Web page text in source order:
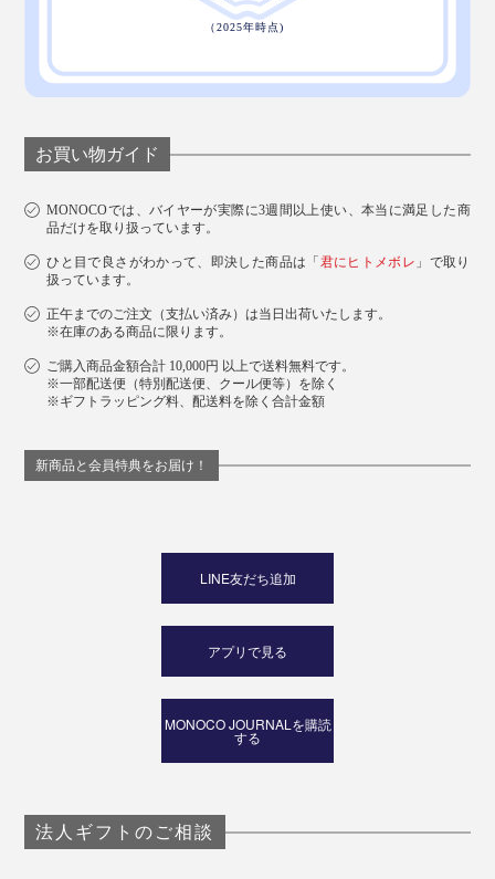
お買い物ガイド
MONOCOでは、バイヤーが実際に3週間以上使い、本当に満足した商
品だけを取り扱っています。
ひと目で良さがわかって、即決した商品は「 君にヒトメボレ 」で取り
扱っています。
正午までのご注文（支払い済み）は当日出荷いたします。
※在庫のある商品に限ります。
ご購入商品金額合計 10,000円 以上で送料無料です。
※一部配送便（特別配送便、クール便等）を除く
※ギフトラッピング料、配送料を除く合計金額
新商品と会員特典をお届け！
LINE友だち追加
アプリで見る
MONOCO JOURNALを購読
する
法人ギフトのご相談